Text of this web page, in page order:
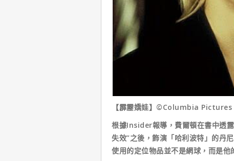
【霹靂嬌娃】©Columbia Pictures
根據Insider報導，費爾頓在書中透
失效”之後，飾演「哈利波特」的丹
使用的定位物品並不是網球，而是他